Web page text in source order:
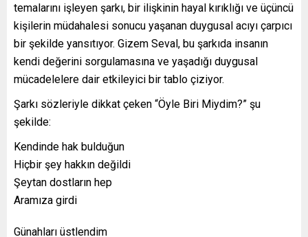
temalarını işleyen şarkı, bir ilişkinin hayal kırıklığı ve üçüncü
kişilerin müdahalesi sonucu yaşanan duygusal acıyı çarpıcı
bir şekilde yansıtıyor. Gizem Seval, bu şarkıda insanın
kendi değerini sorgulamasına ve yaşadığı duygusal
mücadelelere dair etkileyici bir tablo çiziyor.
Şarkı sözleriyle dikkat çeken “Öyle Biri Miydim?” şu
şekilde:
Kendinde hak bulduğun
Hiçbir şey hakkın değildi
Şeytan dostların hep
Aramıza girdi
Günahları üstlendim